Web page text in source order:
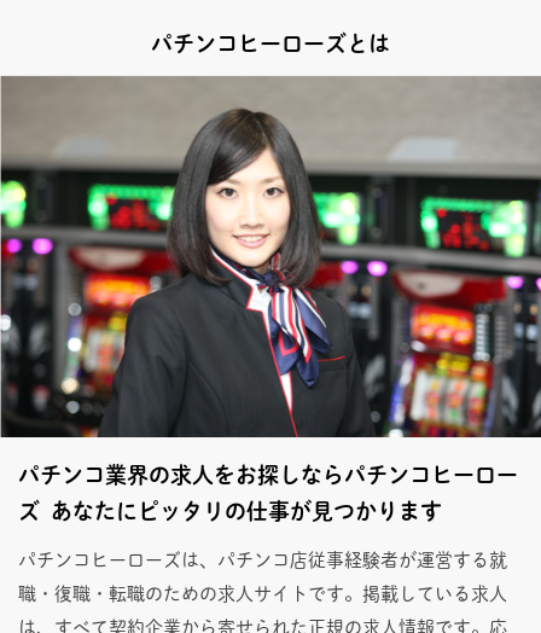
パチンコヒーローズとは
パチンコ業界の求人をお探しならパチンコヒーロー
ズ あなたにピッタリの仕事が見つかります
パチンコヒーローズは、パチンコ店従事経験者が運営する就
職・復職・転職のための求人サイトです。掲載している求人
は、すべて契約企業から寄せられた正規の求人情報です。応